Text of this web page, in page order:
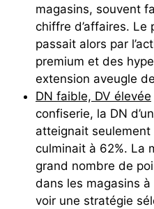
magasins, souvent
chiffre d’affaires. Le
passait alors par
premium et des
extension aveugle
DN faible, DV élevée
confiserie, la DN
atteignait seulement
culminait à 62%. La
grand nombre de
dans les magasins
voir une stratégie